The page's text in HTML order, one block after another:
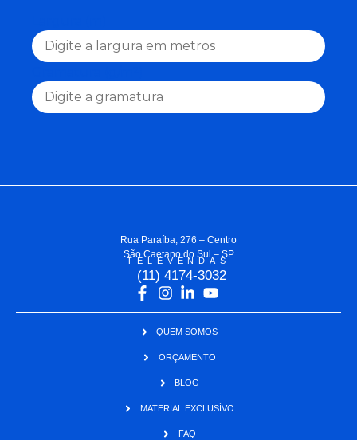
Rua Paraíba, 276 – Centro
São Caetano do Sul – SP
TELEVENDAS
(11) 4174-3032
QUEM SOMOS
ORÇAMENTO
BLOG
MATERIAL EXCLUSÍVO
FAQ